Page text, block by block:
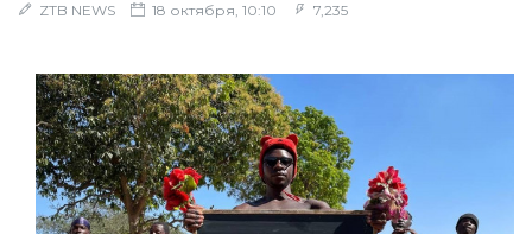
ZTB NEWS 18 октября, 10:10 7,235